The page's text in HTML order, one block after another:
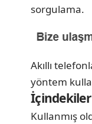
sorgulama.
Akıllı
yöntem
İçindekiler
Kullanmış